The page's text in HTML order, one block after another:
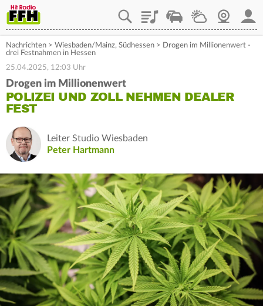
PlaylistStaupilotWetterWebcam
Nachrichten > Wiesbaden/Mainz, Südhessen > Drogen im Millionenwert -
drei Festnahmen in Hessen
25.04.2025, 12:03 Uhr
Drogen im Millionenwert
POLIZEI UND ZOLL NEHMEN DEALER
FEST
Leiter Studio Wiesbaden
Peter Hartmann